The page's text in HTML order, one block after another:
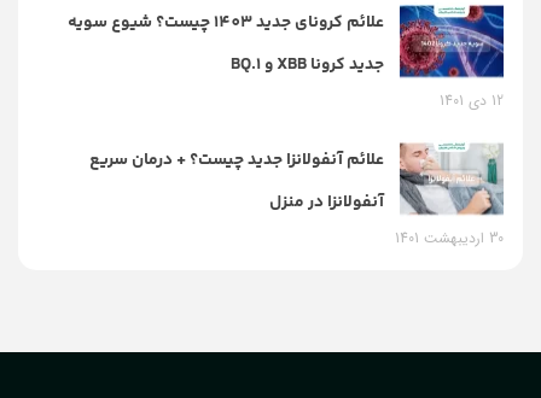
علائم کرونای جدید 1403 چیست؟ شیوع سویه
جدید کرونا XBB و BQ.1
12 دی 1401
علائم آنفولانزا جدید چیست؟ + درمان سریع
آنفولانزا در منزل
30 اردیبهشت 1401